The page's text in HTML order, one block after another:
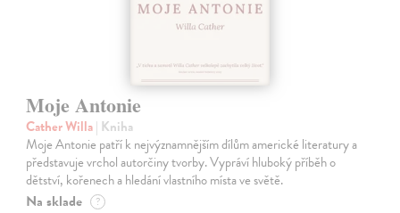
Moje Antonie
Cather Willa| Kniha
Moje Antonie patří k nejvýznamnějším dílům americké literatury a
představuje vrchol autorčiny tvorby. Vypráví hluboký příběh o
dětství, kořenech a hledání vlastního místa ve světě.
Na sklade ?